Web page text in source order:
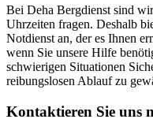
Bei Deha Bergdienst sind
Uhrzeiten fragen. Deshalb
Notdienst an, der es Ihnen
wenn Sie unsere Hilfe
schwierigen Situationen
reibungslosen Ablauf zu
Kontaktieren Sie uns